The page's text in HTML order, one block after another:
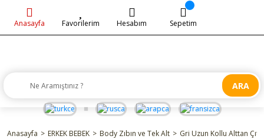
ARA
Anasayfa Favorilerim Hesabım Sepetim
Anasayfa ERKEK BEBEK Body Zıbın ve Tek Alt Gri Uzun Kollu Alttan Çıt-